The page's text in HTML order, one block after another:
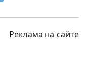
Реклама на сайте